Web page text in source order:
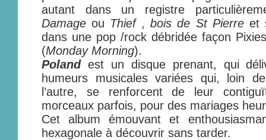
autant dans un registre
Damageou Thief ,bois de St Pierreet
dans une pop /rock débridée façon
(Monday Morning).
Polandest un disque prenant, qui
humeurs musicales variées qui, loin
l’autre, se renforcent de leur
morceaux parfois, pour des mariages
Cet album émouvant et
hexagonale à découvrir sans tarder.